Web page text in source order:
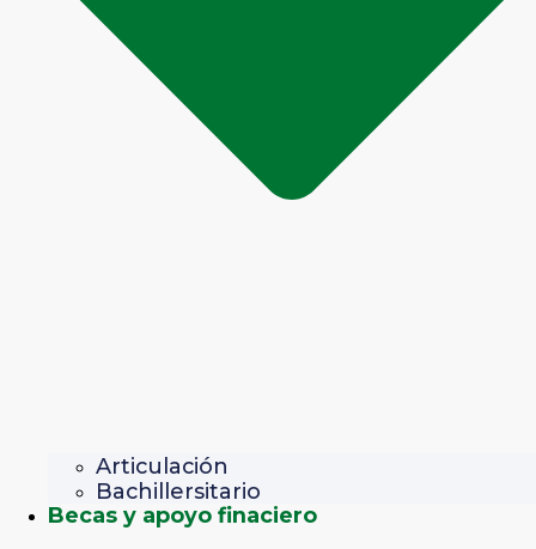
Articulación
Bachillersitario
Becas y apoyo finaciero